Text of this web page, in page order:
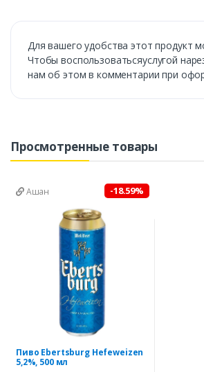
Для вашего удобства этот продукт
Чтобы воспользоватьсяуслугой
нам об этом в комментарии при
Просмотренные товары
Ашан -18.59%
Пиво Ebertsburg Hefeweizen
5,2%, 500 мл